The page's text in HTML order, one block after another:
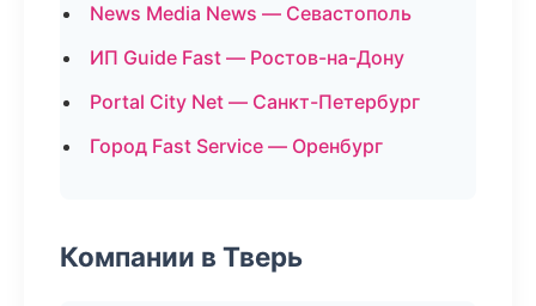
News Media News — Севастополь
ИП Guide Fast — Ростов-на-Дону
Portal City Net — Санкт-Петербург
Город Fast Service — Оренбург
Компании в Тверь